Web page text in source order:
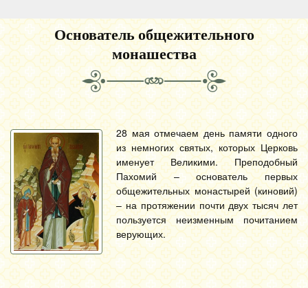
Основатель общежительного
монашества
28 мая отмечаем день памяти одного
из немногих святых, которых Церковь
именует Великими. Преподобный
Пахомий – основатель первых
общежительных монастырей (киновий)
– на протяжении почти двух тысяч лет
пользуется неизменным почитанием
верующих.